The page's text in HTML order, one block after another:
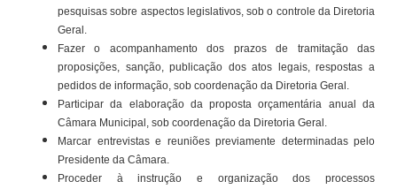
pesquisas sobre aspectos legislativos, sob o controle da Diretoria
Geral.
Fazer o acompanhamento dos prazos de tramitação das
proposições, sanção, publicação dos atos legais, respostas a
pedidos de informação, sob coordenação da Diretoria Geral.
Participar da elaboração da proposta orçamentária anual da
Câmara Municipal, sob coordenação da Diretoria Geral.
Marcar entrevistas e reuniões previamente determinadas pelo
Presidente da Câmara.
Proceder à instrução e organização dos processos